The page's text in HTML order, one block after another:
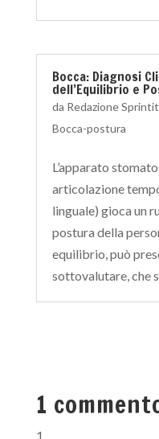
Bocca: Diagnosi
dell’Equilibrio e
da Redazione Sprintit
Bocca-postura
L’apparato
articolazione
linguale) gioca un
postura della
equilibrio, può
sottovalutare, che
1